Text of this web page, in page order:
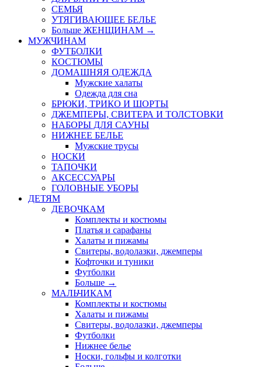
СЕМЬЯ
УТЯГИВАЮЩЕЕ БЕЛЬЕ
Больше ЖЕНЩИНАМ →
МУЖЧИНАМ
ФУТБОЛКИ
КОСТЮМЫ
ДОМАШНЯЯ ОДЕЖДА
Мужские халаты
Одежда для сна
БРЮКИ, ТРИКО И ШОРТЫ
ДЖЕМПЕРЫ, СВИТЕРА И ТОЛСТОВКИ
НАБОРЫ ДЛЯ САУНЫ
НИЖНЕЕ БЕЛЬЕ
Мужские трусы
НОСКИ
ТАПОЧКИ
АКСЕССУАРЫ
ГОЛОВНЫЕ УБОРЫ
ДЕТЯМ
ДЕВОЧКАМ
Комплекты и костюмы
Платья и сарафаны
Халаты и пижамы
Свитеры, водолазки, джемперы
Кофточки и туники
Футболки
Больше →
МАЛЬЧИКАМ
Комплекты и костюмы
Халаты и пижамы
Свитеры, водолазки, джемперы
Футболки
Нижнее белье
Носки, гольфы и колготки